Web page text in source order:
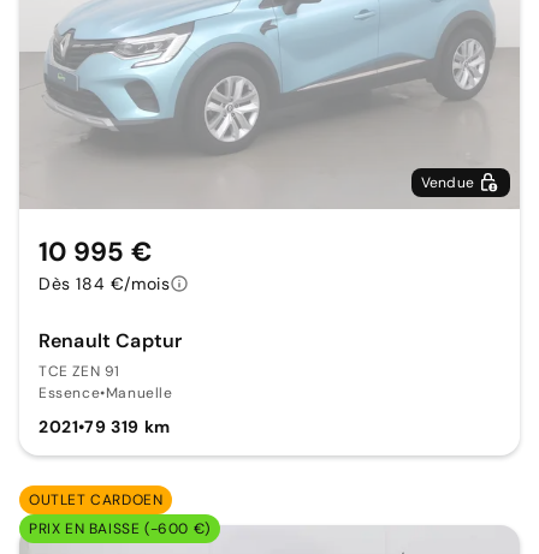
Vendue
Renault Captur
TCE ZEN 91
Essence•Manuelle
2021•79 319 km
10 995 €
Dès 184 €/mois
OUTLET CARDOEN
PRIX EN BAISSE (-600 €)